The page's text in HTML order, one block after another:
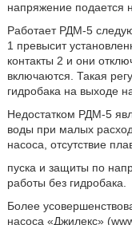
напряжение подается
Работает РДМ-5
1 превысит
контакты 2 и они
включаются. Такая
гидробака на выходе
Недостатком РДМ-5
воды при малых
насоса, отсутствие
пуска и защиты по
работы без гидробака.
Более
насоса «Джилекс»